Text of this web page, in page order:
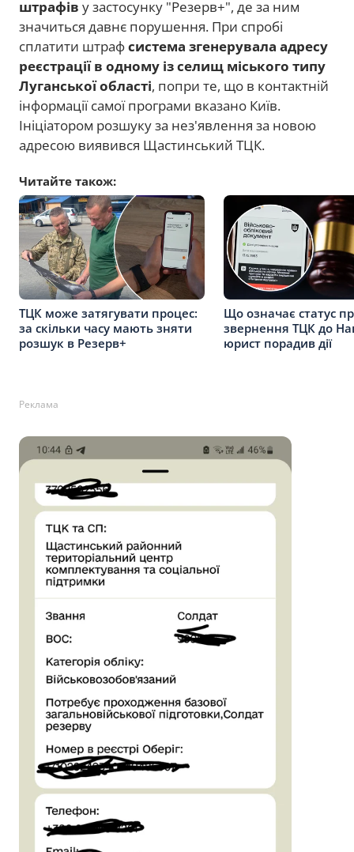
штрафів у застосунку "Резерв+", де за ним
значиться давнє порушення. При спробі
сплатити штрафсистема згенерувала адресу
реєстрації в одному із селищ міського типу
Луганської області, попри те, що в контактній
інформації самої програми вказано Київ.
Ініціатором розшуку за нез'явлення за новою
адресою виявився Щастинський ТЦК.
Читайте також:
ТЦК може затягувати процес:
за скільки часу мають зняти
розшук в Резерв+
Що означає статус
звернення ТЦК до
юрист порадив дії
Реклама